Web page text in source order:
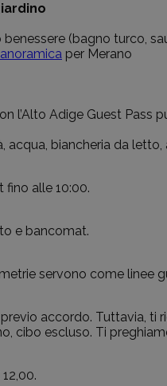
(bagno turco,
per Merano
l’Alto Adige Guest
acqua, biancheria da
fino alle 10:00.
e bancomat.
servono come linee
accordo. Tuttavia, ti
cibo escluso. Ti